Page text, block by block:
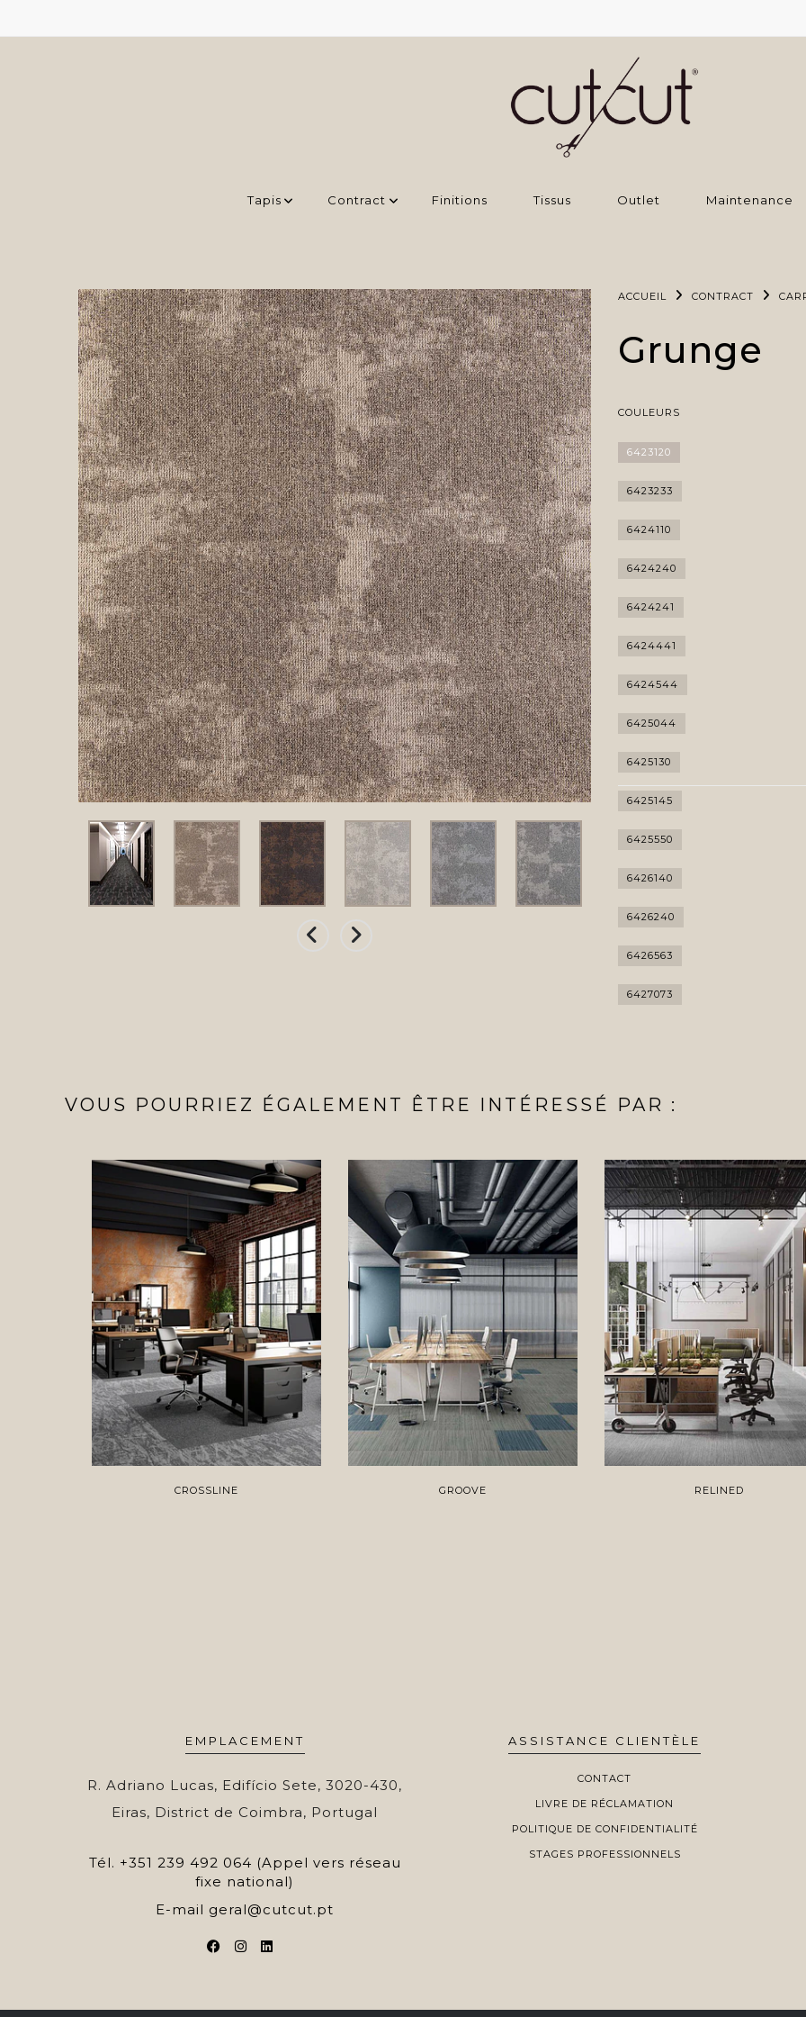
Tapis Contract Finitions Tissus Outlet Maintenance
ACCUEIL CONTRACT
Grunge
COULEURS
6423120
6423233
6424110
6424240
6424241
6424441
6424544
6425044
6425130
6425145
6425550
6426140
6426240
6426563
6427073
VOUS POURRIEZ ÉGALEMENT ÊTRE INTÉRESSÉ PAR :
CROSSLINE GROOVE RELINED
EMPLACEMENT
R. Adriano Lucas, Edifício Sete, 3020-430,
Eiras, District de Coimbra, Portugal
Tél. +351 239 492 064 (Appel vers réseau
fixe national)
E-mail geral@cutcut.pt
ASSISTANCE CLIENTÈLE
CONTACT
LIVRE DE RÉCLAMATION
POLITIQUE DE CONFIDENTIALITÉ
STAGES PROFESSIONNELS